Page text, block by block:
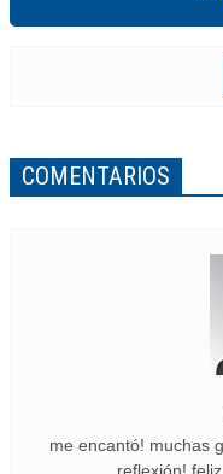
COMENTARIOS
me encantó! muchas
reflexión!